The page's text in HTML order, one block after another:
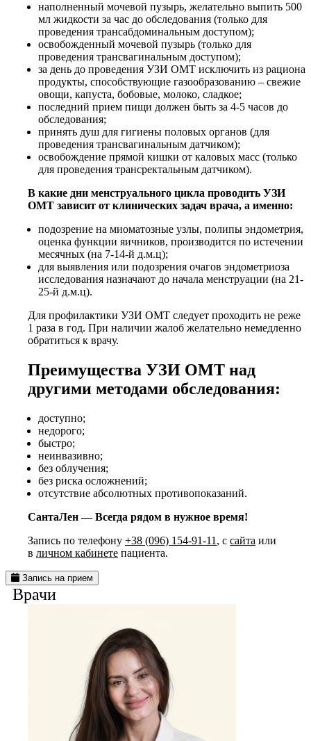
наполненный мочевой пузырь, желательно выпить 500
мл жидкости за час до обследования (только для
проведения трансабдоминальным доступом);
освобожденный мочевой пузырь (только для
проведения трансвагинальным доступом);
за день до проведения УЗИ ОМТ исключить из рациона
продукты, способствующие газообразованию – свежие
овощи, капуста, бобовые, молоко, сладкое;
последний прием пищи должен быть за 4-5 часов до
обследования;
принять душ для гигиены половых органов (для
проведения трансвагинальным датчиком);
освобождение прямой кишки от каловых масс (только
для проведения трансректальным датчиком).
В какие дни менструального цикла проводить УЗИ
ОМТ зависит от клинических задач врача, а именно:
подозрение на миоматозные узлы, полипы эндометрия,
оценка функции яичников, производится по истечении
месячных (на 7-14-й д.м.ц);
для выявления или подозрения очагов эндометриоза
исследования назначают до начала менструации (на 21-
25-й д.м.ц).
Для профилактики УЗИ ОМТ следует проходить не реже
1 раза в год. При наличии жалоб желательно немедленно
обратиться к врачу.
Преимущества УЗИ ОМТ над
другими методами обследования:
доступно;
недорого;
быстро;
неинвазивно;
без облучения;
без риска осложнений;
отсутствие абсолютных противопоказаний.
СантаЛен — Всегда рядом в нужное время!
Запись по телефону +38 (096) 154-91-11 , с сайта или
в личном кабинете пациента.
Запись на прием
Врачи